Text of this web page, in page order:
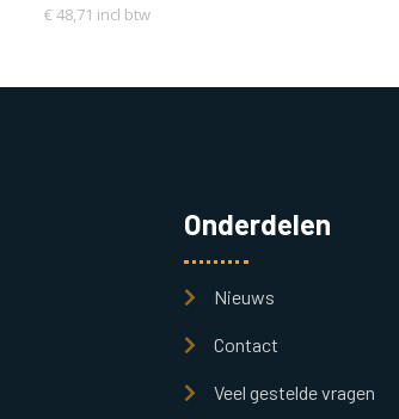
€ 48,71 incl btw
Onderdelen
Nieuws
Contact
Veel gestelde vragen